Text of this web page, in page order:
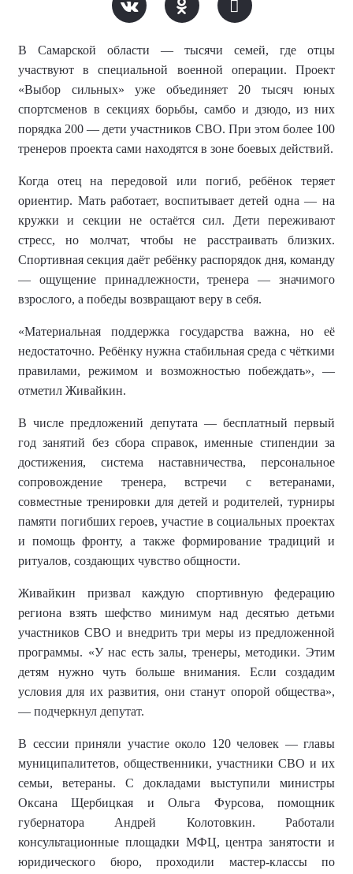
В Самарской области — тысячи семей, где отцы
участвуют в специальной военной операции. Проект
«Выбор сильных» уже объединяет 20 тысяч юных
спортсменов в секциях борьбы, самбо и дзюдо, из них
порядка 200 — дети участников СВО. При этом более 100
тренеров проекта сами находятся в зоне боевых действий.
Когда отец на передовой или погиб, ребёнок теряет
ориентир. Мать работает, воспитывает детей одна — на
кружки и секции не остаётся сил. Дети переживают
стресс, но молчат, чтобы не расстраивать близких.
Спортивная секция даёт ребёнку распорядок дня, команду
— ощущение принадлежности, тренера — значимого
взрослого, а победы возвращают веру в себя.
«Материальная поддержка государства важна, но её
недостаточно. Ребёнку нужна стабильная среда с чёткими
правилами, режимом и возможностью побеждать», —
отметил Живайкин.
В числе предложений депутата — бесплатный первый
год занятий без сбора справок, именные стипендии за
достижения, система наставничества, персональное
сопровождение тренера, встречи с ветеранами,
совместные тренировки для детей и родителей, турниры
памяти погибших героев, участие в социальных проектах
и помощь фронту, а также формирование традиций и
ритуалов, создающих чувство общности.
Живайкин призвал каждую спортивную федерацию
региона взять шефство минимум над десятью детьми
участников СВО и внедрить три меры из предложенной
программы. «У нас есть залы, тренеры, методики. Этим
детям нужно чуть больше внимания. Если создадим
условия для их развития, они станут опорой общества»,
— подчеркнул депутат.
В сессии приняли участие около 120 человек — главы
муниципалитетов, общественники, участники СВО и их
семьи, ветераны. С докладами выступили министры
Оксана Щербицкая и Ольга Фурсова, помощник
губернатора Андрей Колотовкин. Работали
консультационные площадки МФЦ, центра занятости и
юридического бюро, проходили мастер-классы по